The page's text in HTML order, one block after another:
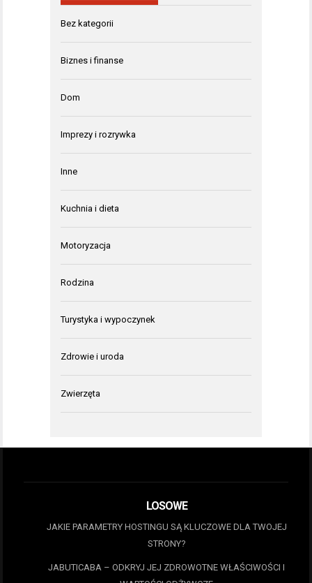
Bez kategorii
Biznes i finanse
Dom
Imprezy i rozrywka
Inne
Kuchnia i dieta
Motoryzacja
Rodzina
Turystyka i wypoczynek
Zdrowie i uroda
Zwierzęta
LOSOWE
JAKIE PARAMETRY HOSTINGU SĄ KLUCZOWE DLA TWOJEJ
STRONY?
JABUTICABA – ODKRYJ JEJ ZDROWOTNE WŁAŚCIWOŚCI I